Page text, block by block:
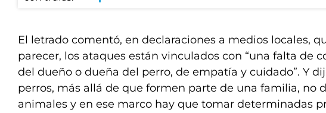
El letrado comentó, en declaraciones a medios locales,
parecer, los ataques están vinculados con “una falta de
del dueño o dueña del perro, de empatía y cuidado”. Y
perros, más allá de que formen parte de una familia, no
animales y en ese marco hay que tomar determinadas